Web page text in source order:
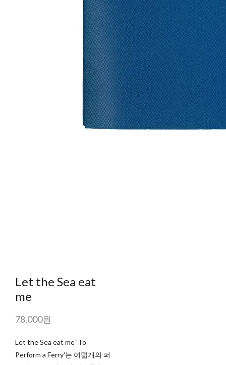
Let the Sea eat
me
78,000원
Let the Sea eat me 'To
Perform a Ferry'는 여덟개의 퍼